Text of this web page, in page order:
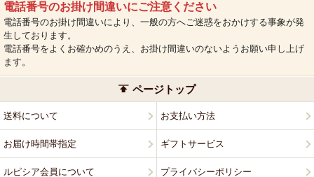
電話番号のお掛け間違いにご注意ください
電話番号のお掛け間違いにより、一般の方へご迷惑をおかけする事象が発
生しております。
電話番号をよくお確かめのうえ、お掛け間違いのないようお願い申し上げ
ます。
ページトップ
送料について お支払い方法
お届け時間帯指定 ギフトサービス
ルピシア会員について プライバシーポリシー